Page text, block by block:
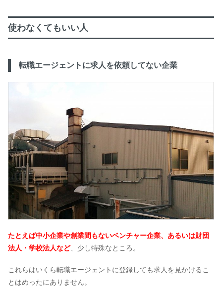
使わなくてもいい人
転職エージェントに求人を依頼してない企業
たとえば中小企業や創業間もないベンチャー企業、あるいは財団
法人・学校法人など、少し特殊なところ。
これらはいくら転職エージェントに登録しても求人を見かけるこ
とはめったにありません。